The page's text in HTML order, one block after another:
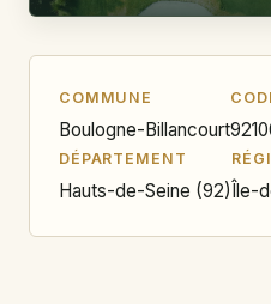
COMMUNE
Boulogne-Billancourt
DÉPARTEMENT
Hauts-de-Seine (92)Île-